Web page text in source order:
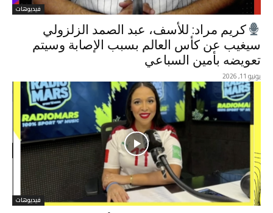
فيديوهات
كريم مراد: للأسف، عبد الصمد الزلزولي
سيغيب عن كأس العالم بسبب الإصابة وسيتم
تعويضه بأمين السباعي
يونيو 11, 2026
فيديوهات